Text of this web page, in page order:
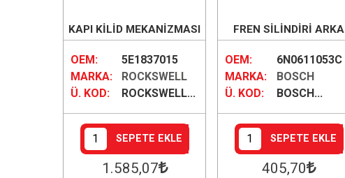
KAPI KİLİD MEKANİZMASI
OEM:
5E1837015
MARKA:
ROCKSWELL
Ü. KOD:
ROCKSWELL...
SEPETE EKLE
1.585,07
FREN SİLİNDİRİ ARKA
OEM:
6N0611053C
MARKA:
BOSCH
Ü. KOD:
BOSCH...
SEPETE EKLE
405,70